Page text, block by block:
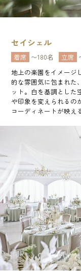
セイシェル
着席 〜180名 立席
地上の楽園をイメージ
的な雰囲気に包まれた
ット。白を基調とし
や印象を変えられるの
コーディネートが映え